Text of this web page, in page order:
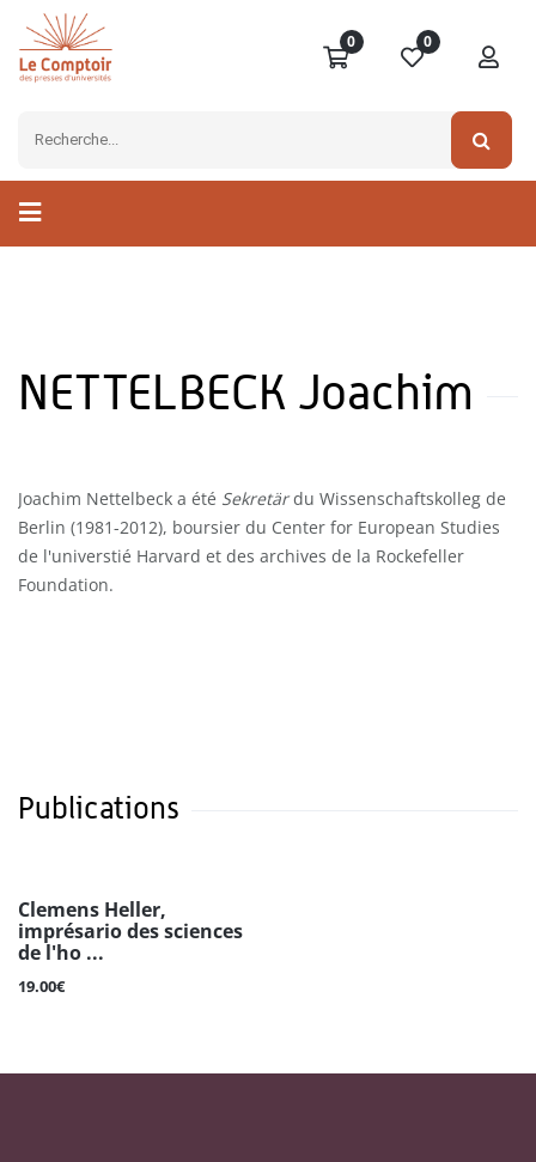
0 0
NETTELBECK Joachim
Joachim Nettelbeck a été Sekretärdu Wissenschaftskolleg de
Berlin (1981-2012), boursier du Center for European Studies
de l'universtié Harvard et des archives de la Rockefeller
Foundation.
Publications
Clemens Heller,
imprésario des sciences
de l'ho ...
19.00€